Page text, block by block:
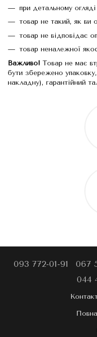
при детальному
товар не такий, як ви
товар не відповідає
товар неналежної
Важливо! Товар не має
бути збережено
накладну), гарантійний
093 772-01-91 067
044